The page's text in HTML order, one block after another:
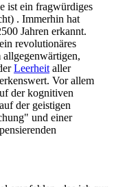
ist ein fragwürdiges
. Immerhin hat
Jahren erkannt.
revolutionäres
allgegenwärtigen,
Leerheit aller
Vor allem
der kognitiven
der geistigen
und einer